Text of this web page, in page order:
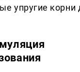
упругие корни